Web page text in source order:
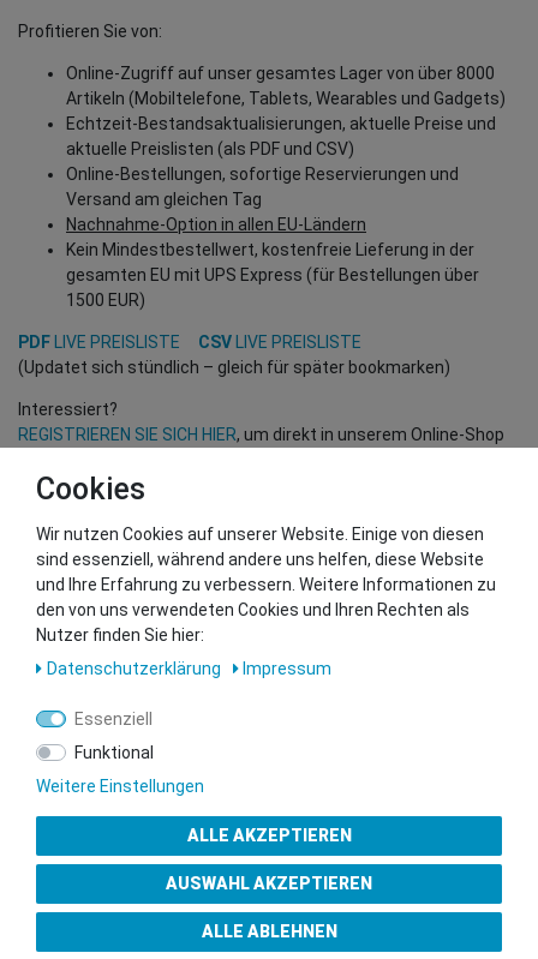
Profitieren Sie von:
Online-Zugriff auf unser gesamtes Lager von über 8000
Artikeln (Mobiltelefone, Tablets, Wearables und Gadgets)
Echtzeit-Bestandsaktualisierungen, aktuelle Preise und
aktuelle Preislisten (als PDF und CSV)
Online-Bestellungen, sofortige Reservierungen und
Versand am gleichen Tag
Nachnahme-Option in allen EU-Ländern
Kein Mindestbestellwert, kostenfreie Lieferung in der
gesamten EU mit UPS Express (für Bestellungen über
1500 EUR)
PDF LIVE PREISLISTE CSV
LIVE PREISLISTE
(Updatet sich stündlich – gleich für später bookmarken)
Interessiert?
REGISTRIEREN SIE SICH HIER, um direkt in unserem Online-Shop
(Nur für Wiederverkäufer und B2B Kunden – gültige EU UID
Sie wollen uns beliefern?
Kontaktieren Sie unser GSMshop Purchase Team
Whatsapp: +436766684438
info@gsmshop.at
13.02.2024 14:55
Gütesiegel
Cookies
Wir nutzen Cookies auf unserer Website. Einige von diesen
sind essenziell, während andere uns helfen, diese Website
und Ihre Erfahrung zu verbessern. Weitere Informationen zu
den von uns verwendeten Cookies und Ihren Rechten als
Nutzer finden Sie hier:
Daten­schutz­erklärung
Impressum
Essenziell
Funktional
Weitere Einstellungen
ALLE AKZEPTIEREN
AUSWAHL AKZEPTIEREN
ALLE ABLEHNEN